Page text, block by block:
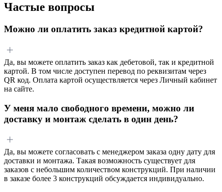
Частые вопросы
Можно ли оплатить заказ кредитной картой?
Да, вы можете оплатить заказ как дебетовой, так и кредитной
картой. В том числе доступен перевод по реквизитам через
QR код. Оплата картой осуществляется через Личный кабинет
на сайте.
У меня мало свободного времени, можно ли
доставку и монтаж сделать в один день?
Да, вы можете согласовать с менеджером заказа одну дату для
доставки и монтажа. Такая возможность существует для
заказов с небольшим количеством конструкций. При наличии
в заказе более 3 конструкций обсуждается индивидуально.